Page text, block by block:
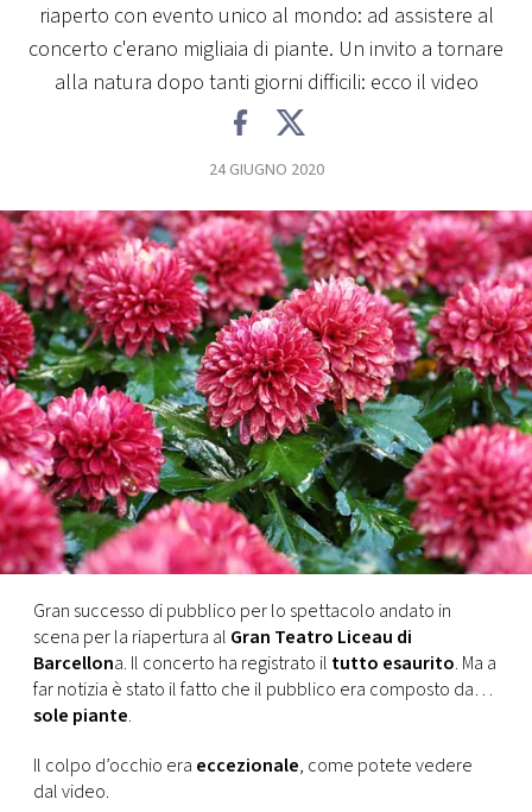
NEWS
EVENTI
VIDEO
TV
PRINCIPATO
DI
MONACO
CONSIGLIA
riaperto con evento unico al mondo: ad assistere al
concerto c'erano migliaia di piante. Un invito a tornare
alla natura dopo tanti giorni difficili: ecco il video
24 GIUGNO 2020
Gran successo di pubblico per lo spettacolo andato in
scena per la riapertura al Gran Teatro Liceau di
Barcellona. Il concerto ha registrato il tutto esaurito. Ma a
far notizia è stato il fatto che il pubblico era composto da…
sole piante.
Il colpo d’occhio era eccezionale, come potete vedere
dal video.